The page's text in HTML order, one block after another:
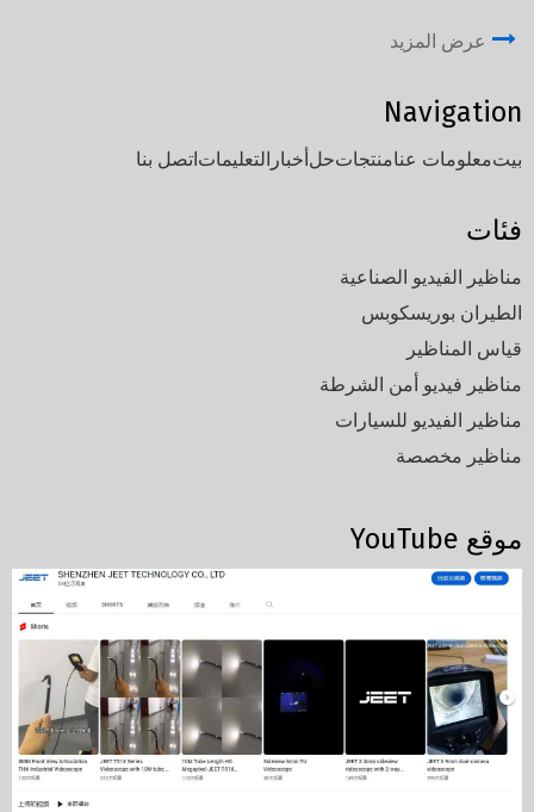
عرض المزيد
Navigation
بيتمعلومات عنامنتجاتحلأخبار التعليماتاتصل بنا
فئات
مناظير الفيديو الصناعية
الطيران بوريسكوبس
قياس المناظير
مناظير فيديو أمن الشرطة
مناظير الفيديو للسيارات
مناظير مخصصة
موقع YouTube